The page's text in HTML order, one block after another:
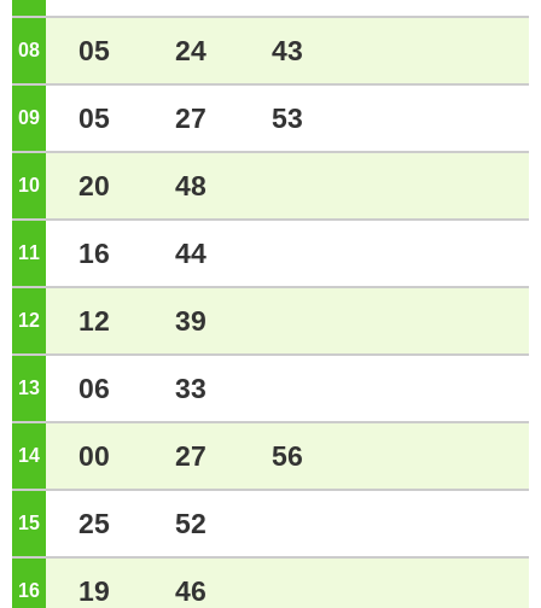
08 05 24 43
09 05 27 53
10 20 48
11 16 44
12 12 39
13 06 33
14 00 27 56
15 25 52
16 19 46